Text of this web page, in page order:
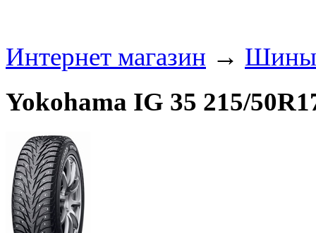
Интернет магазин → Шины
Yokohama IG 35 215/